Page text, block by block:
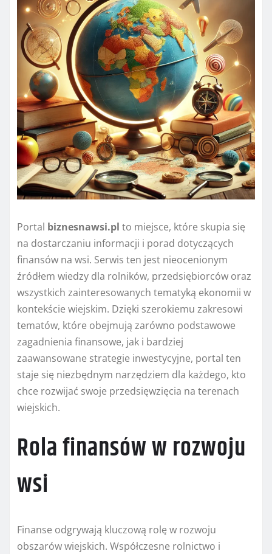
Portal biznesnawsi.pl to miejsce, które skupia się
na dostarczaniu informacji i porad dotyczących
finansów na wsi. Serwis ten jest nieocenionym
źródłem wiedzy dla rolników, przedsiębiorców oraz
wszystkich zainteresowanych tematyką ekonomii w
kontekście wiejskim. Dzięki szerokiemu zakresowi
tematów, które obejmują zarówno podstawowe
zagadnienia finansowe, jak i bardziej
zaawansowane strategie inwestycyjne, portal ten
staje się niezbędnym narzędziem dla każdego, kto
chce rozwijać swoje przedsięwzięcia na terenach
wiejskich.
Rola finansów w rozwoju
wsi
Finanse odgrywają kluczową rolę w rozwoju
obszarów wiejskich. Współczesne rolnictwo i